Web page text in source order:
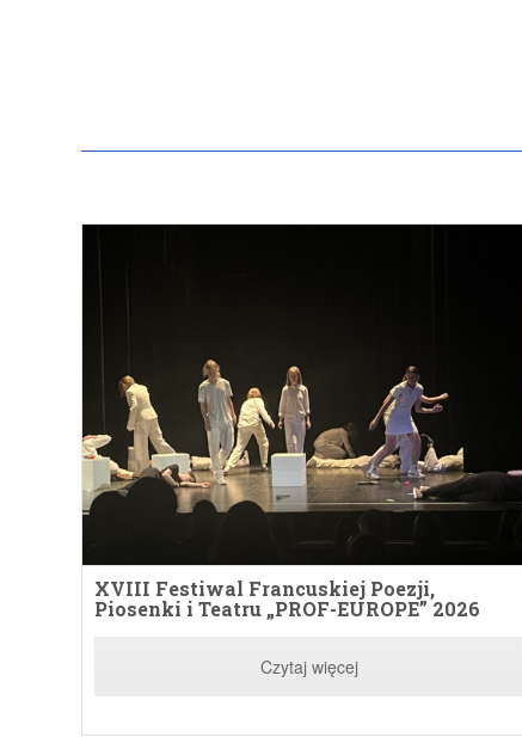
XVIII Festiwal Francuskiej Poezji,
Piosenki i Teatru „PROF-EUROPE” 2026
Czytaj więcej